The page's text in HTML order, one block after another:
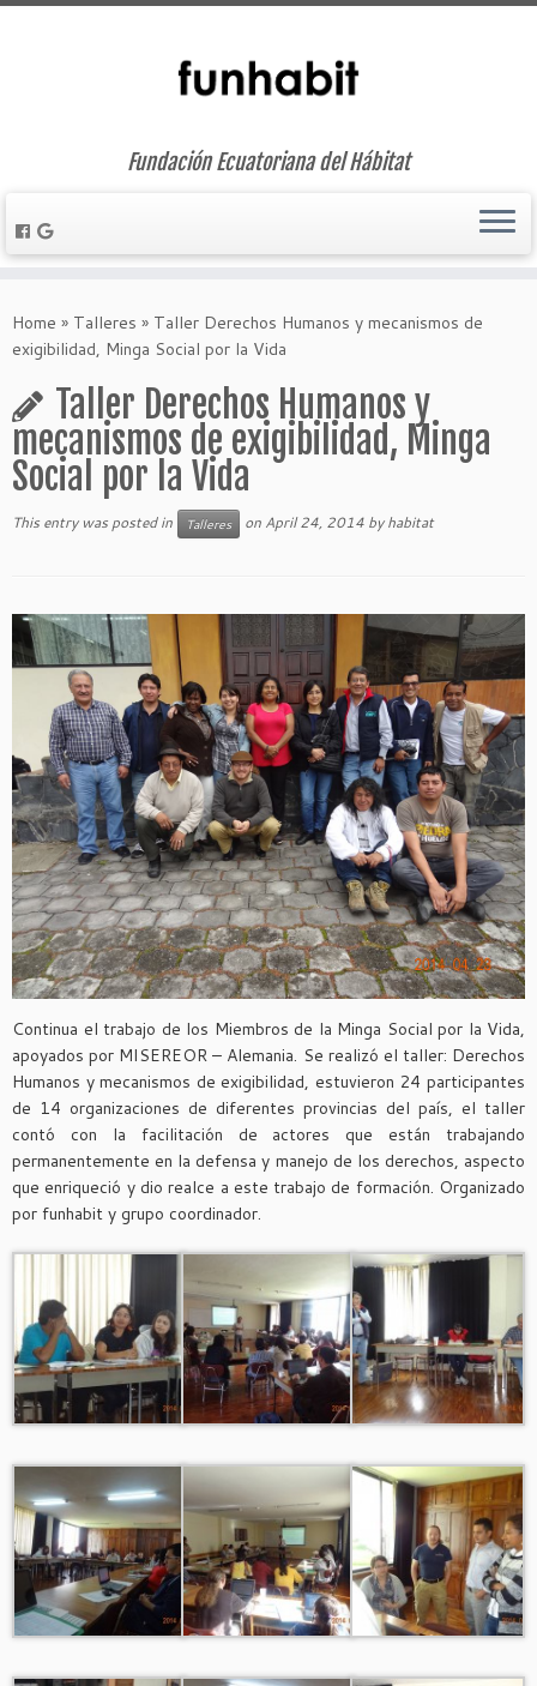
to
content
Fundación Ecuatoriana del Hábitat
Home » Talleres » Taller Derechos Humanos y mecanismos de
exigibilidad, Minga Social por la Vida
Taller Derechos Humanos y
mecanismos de exigibilidad, Minga
Social por la Vida
This entry was posted in Talleres on April 24, 2014 byhabitat
Continua el trabajo de los Miembros de la Minga Social por la Vida,
apoyados por MISEREOR – Alemania. Se realizó el taller: Derechos
Humanos y mecanismos de exigibilidad, estuvieron 24 participantes
de 14 organizaciones de diferentes provincias del país, el taller
contó con la facilitación de actores que están trabajando
permanentemente en la defensa y manejo de los derechos, aspecto
que enriqueció y dio realce a este trabajo de formación. Organizado
por funhabit y grupo coordinador.